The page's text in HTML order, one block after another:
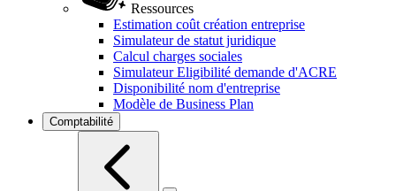
Ressources
Estimation coût création entreprise
Simulateur de statut juridique
Calcul charges sociales
Simulateur Eligibilité demande d'ACRE
Disponibilité nom d'entreprise
Modèle de Business Plan
Comptabilité